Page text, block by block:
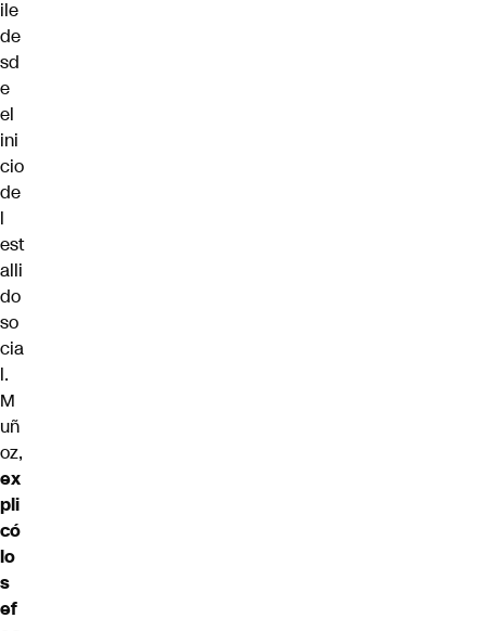
ile
de
sd
e
el
ini
cio
de
l
est
alli
do
so
cia
l.
M
uñ
oz,
ex
pli
có
lo
s
ef